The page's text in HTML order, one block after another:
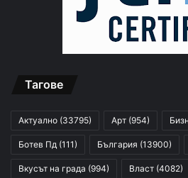
Тагове
Актуално (33795) Арт (954)
Ботев Пд (111) България (13900)
Вкусът на града (994) Власт (4082)